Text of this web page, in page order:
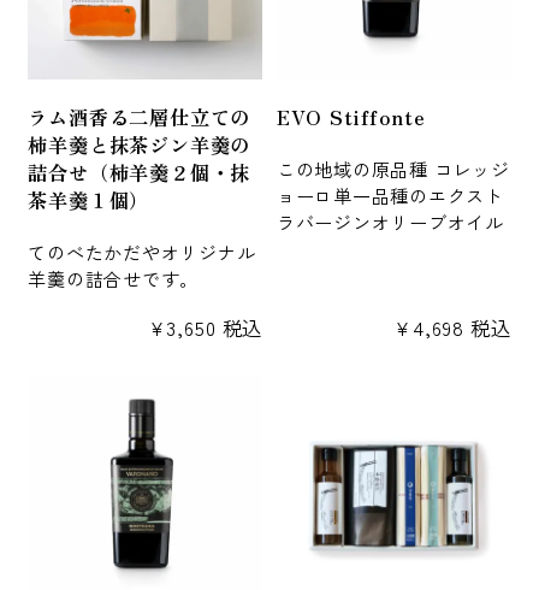
ラム酒香る二層仕立ての
柿羊羹と抹茶ジン羊羹の
詰合せ（柿羊羹２個・抹
茶羊羹１個）
てのべたかだやオリジナル
羊羹の詰合せです。
¥3,650 税込
EVO Stiffonte
この地域の原品種 コレッジ
ョーロ単一品種のエクスト
ラバージンオリーブオイル
¥ 4,698 税込